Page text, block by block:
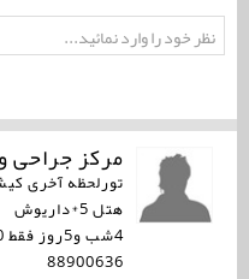
مرکز جراحی
تورلحظه آخری
هتل 5*داریوش
4شب و5روز فقط 550تومان
88900636